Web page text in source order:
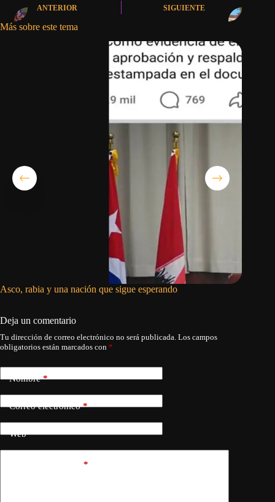
ANTERIOR SIGUIENTE
Más sobre este tema
Asco, rabia y una nación que sigue esperando
Deja un comentario
Tu dirección de correo electrónico no será publicada. Los campos
obligatorios están marcados con *
Nombre*
Correo electrónico*
Web
*